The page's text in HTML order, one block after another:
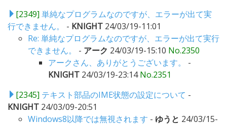
[2349] 単純なプログラムなのですが、エラーが出て実
行できません。
- KNIGHT 24/03/19-11:01
Re: 単純なプログラムなのですが、エラーが出て実行
できません。
- アーク 24/03/19-15:10 No.2350
アークさん、ありがとうございます。
-
KNIGHT 24/03/19-23:14No.2351
[2345] テキスト部品のIME状態の設定について -
KNIGHT 24/03/09-20:51
Windows8以降では無視されます - ゆうと 24/03/15-